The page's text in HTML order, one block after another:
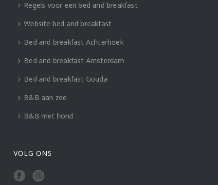
Regels voor een bed and breakfast
Website bed and breakfast
Bed and breakfast Achterhoek
Bed and breakfast Amsterdam
Bed and breakfast Gouda
B&B aan zee
B&B met hond
VOLG ONS